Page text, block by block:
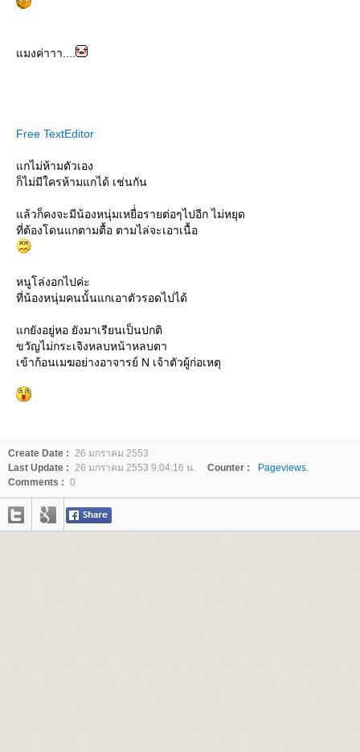
มงค่าาา....
Free TextEditor
กไม่ห้ามตัวเอง
ก็ไม่มีใครห้ามแกได้ เช่นกัน
ล้วก็คงจะมีน้องหนุ่มเหยื่่อรายต่อๆไปอีก ไม่หยุด
ที่ต้องโดนแกตามตื้อ ตามไล่จะเอาเนื้อ
หนูโล่งอกไปค่ะ
ที่น้องหนุ่มคนนั้นแกเอาตัวรอดไปได้
กยังอยู่หอ ยังมาเรียนเป็นปกติ
ขวัญไม่กระเจิงหลบหน้าหลบตา
เข้าก้อนเมฆอย่างอาจารย์ N เจ้าตัวผู้ก่อเหตุ
Create Date : 26 มกราคม 2553
Last Update : 26 มกราคม 2553 9:04:16 น. Counter :
Pageviews.
Comments : 0